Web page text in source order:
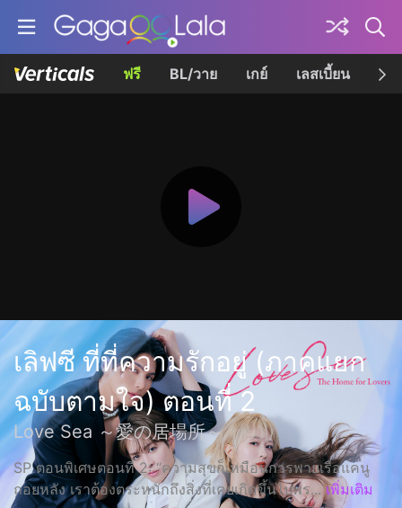
ฟรี BL/วาย เกย์ เลสเบี้ยน เค
เลิฟซี ที่ที่ความรักอยู่ (ภาคแยก
ฉบับตามใจ) ตอนที่ 2
Love Sea ～愛の居場所～
SP ตอนพิเศษตอนที่ 2: “ความสุขก็เหมือนการพายเรือแคนู
ถอยหลัง เราต้องตระหนักถึงสิ่งที่เคยเกิดขึ้นไปพร... เพิ่มเติม